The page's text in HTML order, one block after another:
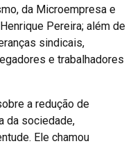
da Microempresa e
Pereira; além de
sindicais,
e trabalhadores
a redução de
da sociedade,
Ele chamou